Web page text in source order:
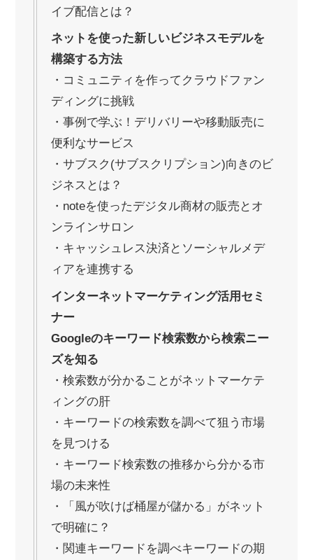
イブ配信とは？
ネットを使った新しいビジネスモデルを
構築する方法
・コミュニティを作ってクラウドファン
ディングに挑戦
・事例で学ぶ！デリバリーや移動販売に
便利なサービス
・サブスク(サブスクリプション)向きのビ
ジネスとは？
・noteを使ったデジタル商材の販売とオ
ンラインサロン
・キャッシュレス決済とソーシャルメデ
ィアを連携する
インターネットマーケティング活用セミ
ナー
Googleのキーワード検索数から検索ニー
ズを知る
・検索数が分かることがネットマーケテ
ィングの肝
・キーワードの検索数を調べて狙う市場
を見つける
・キーワード検索数の推移から分かる市
場の未来性
・「風が吹けば桶屋が儲かる」がネット
で明確に？
・関連キーワードを調べキーワードの期